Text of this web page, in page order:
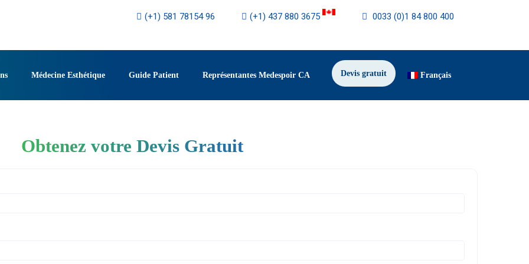
(+1) 581 78154 96 (+1) 437 880 3675 0033 (0)1 84 800 400
Médecine Esthétique Guide Patient Représentantes Medespoir CA Devis gratuit Français
Obtenez votre Devis Gratuit